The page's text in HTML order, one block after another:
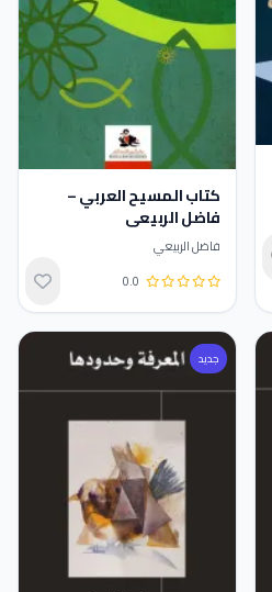
كتاب المسيح العربي –
فاضل الربيعي
فاضل الربيعي
تقييم 0.0 من 5 0.0
جديد